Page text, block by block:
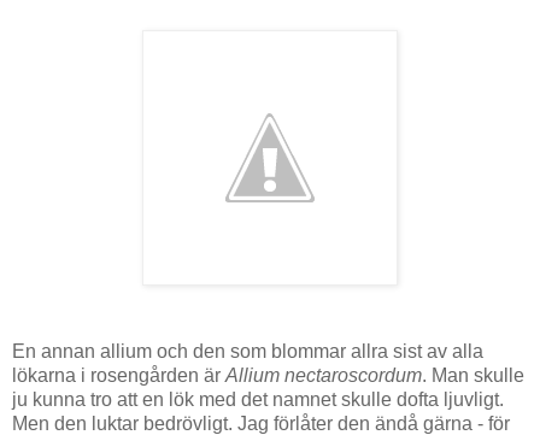
En annan allium och den som blommar allra sist av alla
lökarna i rosengården är Allium nectaroscordum. Man skulle
ju kunna tro att en lök med det namnet skulle dofta ljuvligt.
Men den luktar bedrövligt. Jag förlåter den ändå gärna - för